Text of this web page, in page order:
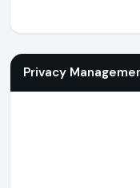
Privacy